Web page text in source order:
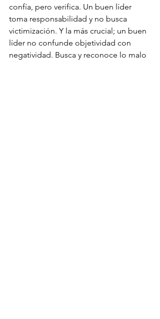
confía, pero verifica. Un buen líder
toma responsabilidad y no busca
victimización. Y la más crucial; un buen
líder no confunde objetividad con
negatividad. Busca y reconoce lo malo